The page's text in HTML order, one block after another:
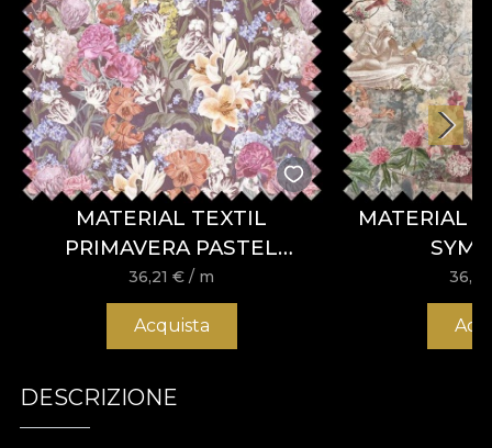
MATERIAL TEXTIL
PRIMAVERA PASTEL
FLOWERS (DARK)
36,21€ / m
Acquista
MATERIAL
DESCRIZIONE